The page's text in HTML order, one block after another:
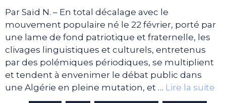
Par Saïd N. – En total décalage avec le
mouvement populaire né le 22 février, porté par
une lame de fond patriotique et fraternelle, les
clivages linguistiques et culturels, entretenus
par des polémiques périodiques, se multiplient
et tendent à envenimer le débat public dans
une Algérie en pleine mutation, et … Lire la suite